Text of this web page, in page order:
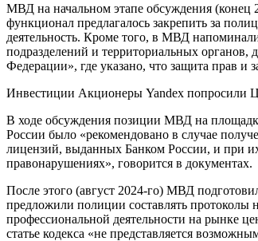
МВД на начальном этапе обсуждения (конец
функционал предлагалось закрепить за
деятельность. Кроме того, в МВД
подразделений и территориальных
Федерации», где указано, что защита прав и
Инвестиции Акционеры Yandex попросили
В ходе обсуждения позиции МВД на
России было «рекомендовано в случае
лицензий, выданных Банком России, и при
правонарушениях», говорится в документах.
После этого (август 2024-го) МВД
предложили полиции составлять протоколы
профессиональной деятельности на рынке
статье кодекса «не представляется